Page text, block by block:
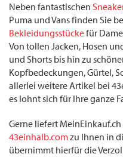
Neben fantastischen
Puma und Vans finden Sie
Bekleidungsstückefür
Von tollen Jacken, Hosen
und Shorts bis hin zu
Kopfbedeckungen, Gürtel,
allerlei weitere Artikel bei
es lohnt sich für Ihre ganze
Gerne liefert
43einhalb.comzu Ihnen in
übernimmt hierfür die